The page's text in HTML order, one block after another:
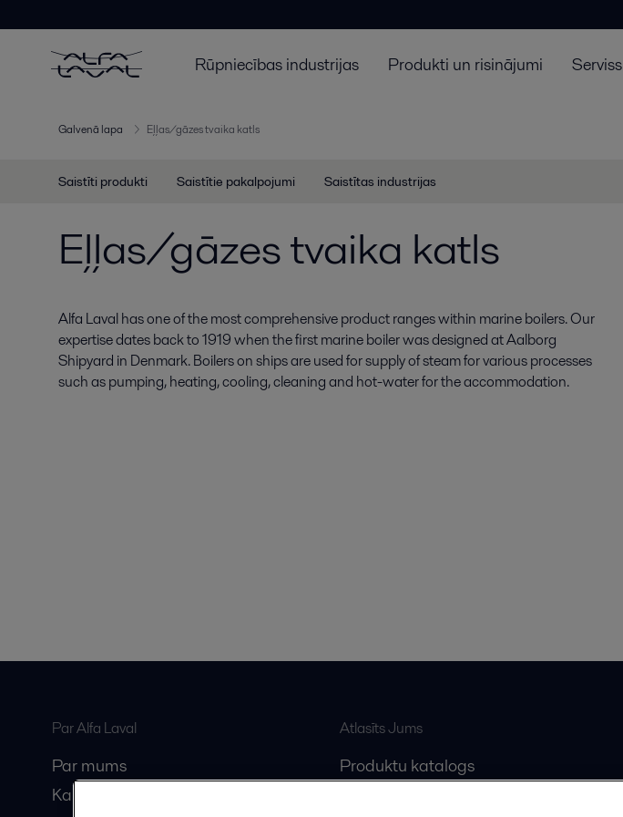
Rūpniecības industrijas Produkti un risinājumi Serviss
Galvenā lapa Eļļas/gāzes tvaika katls
Saistīti produkti Saistītie pakalpojumi Saistītas industrijas
Eļļas/gāzes tvaika katls
Alfa Laval has one of the most comprehensive product ranges within marine boilers. Our
expertise dates back to 1919 when the first marine boiler was designed at Aalborg
Shipyard in Denmark. Boilers on ships are used for supply of steam for various processes
such as pumping, heating, cooling, cleaning and hot-water for the accommodation.
Par Alfa Laval
Par mums
Karjera
Atlasīts Jums
Produktu katalogs